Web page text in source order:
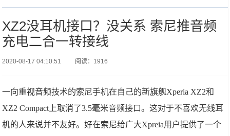
XZ2没耳机接口？没关系 索尼推音频
充电二合一转接线
2020-08-17 04:10:51 阅读：1916
一向重视音频技术的索尼手机在自己的新旗舰Xperia XZ2和
XZ2 Compact上取消了3.5毫米音频接口。这对于不喜欢无线耳
机的人来说并不友好。好在索尼给广大Xpreia用户提供了一个